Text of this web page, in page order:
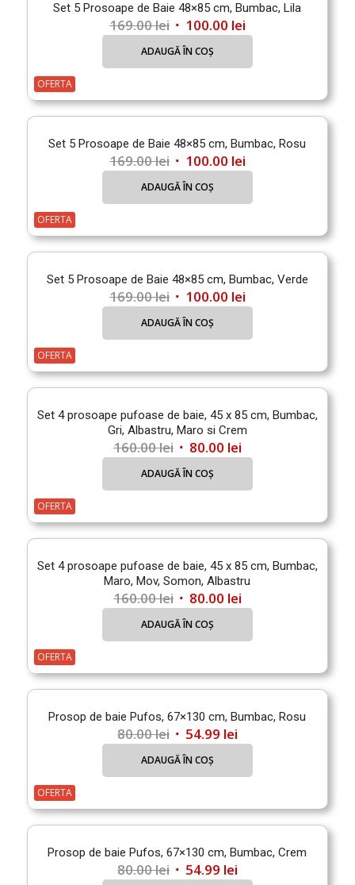
Set 5 Prosoape de Baie 48×85 cm, Bumbac, Lila
169.00lei Prețul
inițial
169.00 lei.
100.00 leiPrețul
curent
este:
ADAUGĂ ÎN COȘ
OFERTA
Set 5 Prosoape de Baie 48×85 cm, Bumbac, Rosu
169.00lei Prețul
inițial
169.00 lei.
100.00 leiPrețul
curent
este:
ADAUGĂ ÎN COȘ
OFERTA
Set 5 Prosoape de Baie 48×85 cm, Bumbac, Verde
169.00lei Prețul
inițial
169.00 lei.
100.00 leiPrețul
curent
este:
ADAUGĂ ÎN COȘ
OFERTA
Set 4 prosoape pufoase de baie, 45 x 85 cm, Bumbac,
Gri, Albastru, Maro si Crem
160.00lei Prețul
inițial
160.00 lei.
80.00 leiPrețul
curent
este:
ADAUGĂ ÎN COȘ
OFERTA
Set 4 prosoape pufoase de baie, 45 x 85 cm, Bumbac,
Maro, Mov, Somon, Albastru
160.00lei Prețul
inițial
160.00 lei.
80.00 leiPrețul
curent
este:
ADAUGĂ ÎN COȘ
OFERTA
Prosop de baie Pufos, 67×130 cm, Bumbac, Rosu
80.00lei Prețul
inițial
80.00 lei.
54.99 leiPrețul
curent
este:
ADAUGĂ ÎN COȘ
OFERTA
Prosop de baie Pufos, 67×130 cm, Bumbac, Crem
80.00lei Prețul
54.99 leiPrețul